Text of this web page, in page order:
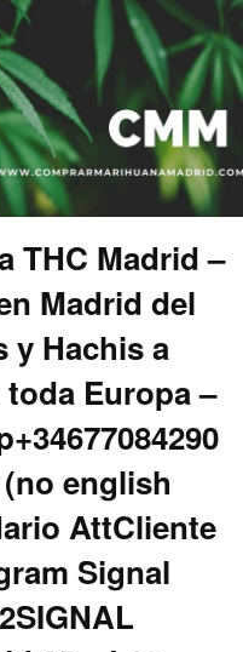
THC Madrid –
Madrid del
y Hachis a
Europa –
english
AttCliente
Signal